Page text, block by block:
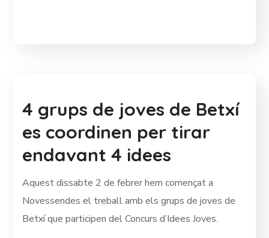
4 grups de joves de Betxí
es coordinen per tirar
endavant 4 idees
Aquest dissabte 2 de febrer hem començat a
Novessendes el treball amb els grups de joves de
Betxí que participen del Concurs d’Idees Joves.